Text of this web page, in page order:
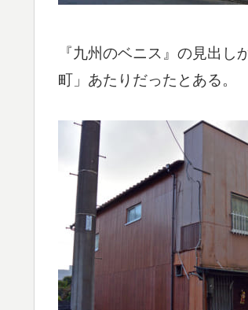
『九州のベニス』の見出
町」あたりだったとある。